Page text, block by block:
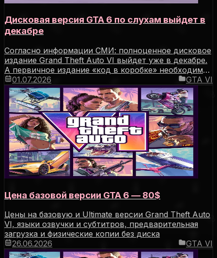
Дисковая версия GTA 6 по слухам выйдет в
декабре
Согласно информации СМИ: полноценное дисковое
издание Grand Theft Auto VI выйдет уже в декабре.
А первичное издание «код в коробке» необходимо
для защиты от утечек.
01.07.2026 GTA VI
Цена базовой версии GTA 6 — 80$
Цены на базовую и Ultimate версии Grand Theft Auto
VI, языки озвучки и субтитров, предварительная
загрузка и физические копии без диска
26.06.2026
GTA VI